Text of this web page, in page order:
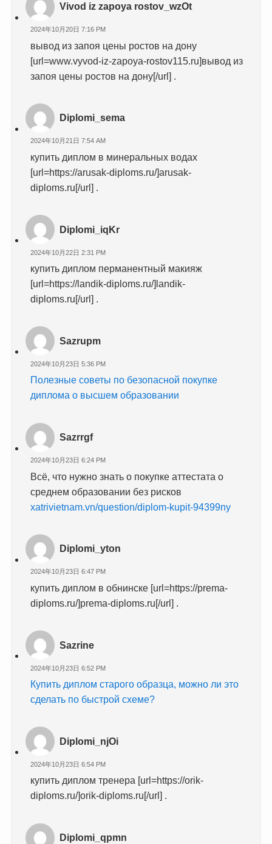
Vivod iz zapoya rostov_wzOt
2024年10月20日 7:16 PM
вывод из запоя цены ростов на дону
[url=www.vyvod-iz-zapoya-rostov115.ru]вывод из
запоя цены ростов на дону[/url] .
Diplomi_sema
2024年10月21日 7:54 AM
купить диплом в минеральных водах
[url=https://arusak-diploms.ru/]arusak-
diploms.ru[/url] .
Diplomi_iqKr
2024年10月22日 2:31 PM
купить диплом перманентный макияж
[url=https://landik-diploms.ru/]landik-
diploms.ru[/url] .
Sazrupm
2024年10月23日 5:36 PM
Полезные советы по безопасной покупке
диплома о высшем образовании
Sazrrgf
2024年10月23日 6:24 PM
Всё, что нужно знать о покупке аттестата о
среднем образовании без рисков
xatrivietnam.vn/question/diplom-kupit-94399ny
Diplomi_yton
2024年10月23日 6:47 PM
купить диплом в обнинске [url=https://prema-
diploms.ru/]prema-diploms.ru[/url] .
Sazrine
2024年10月23日 6:52 PM
Купить диплом старого образца, можно ли это
сделать по быстрой схеме?
Diplomi_njOi
2024年10月23日 6:54 PM
купить диплом тренера [url=https://orik-
diploms.ru/]orik-diploms.ru[/url] .
Diplomi_qpmn